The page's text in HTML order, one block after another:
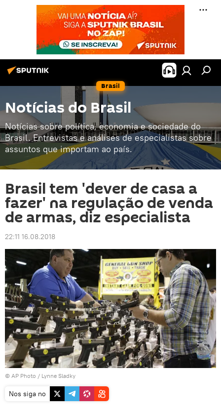
Brasil
Notícias do Brasil
Notícias sobre política, economia e sociedade do
Brasil. Entrevistas e análises de especialistas sobre
assuntos que importam ao país.
Brasil tem 'dever de casa a
fazer' na regulação de venda
de armas, diz especialista
22:11 16.08.2018
© AP Photo / Lynne Sladky
Nos siga no